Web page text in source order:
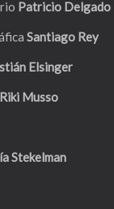
Patricio Delgado
Santiago Rey
Elsinger
Riki Musso
Stekelman